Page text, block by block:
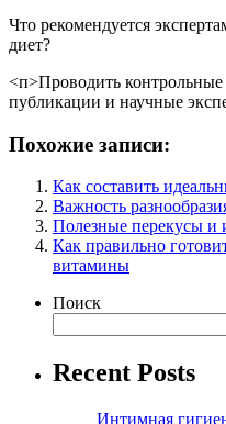
Что рекомендуется
диет?
<п>Проводить
публикации и научные
Похожие записи:
Как составить
Важность
Полезные перекусы и
Как правильно
витамины
Поиск
Recent Posts
Интимная